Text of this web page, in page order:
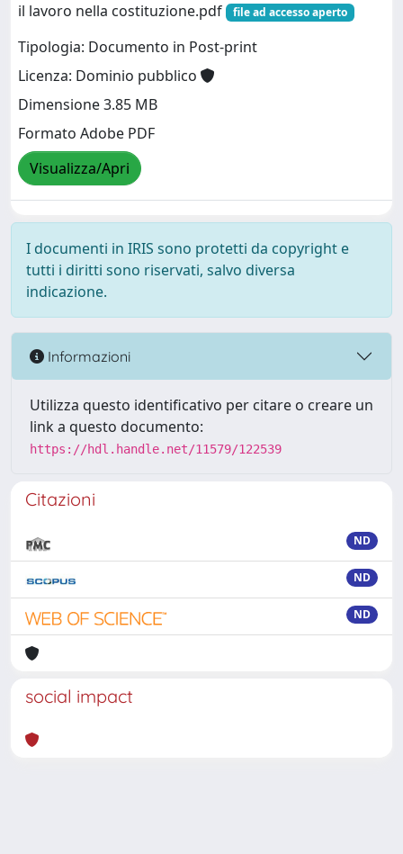
il lavoro nella costituzione.pdf
file ad accesso aperto
Tipologia: Documento in Post-print
Licenza: Dominio pubblico
Dimensione 3.85 MB
Formato Adobe PDF
Visualizza/Apri
I documenti in IRIS sono protetti da copyright e
tutti i diritti sono riservati, salvo diversa
indicazione.
Informazioni
Utilizza questo identificativo per citare o creare un
link a questo documento:
https://hdl.handle.net/11579/122539
Citazioni
ND
ND
ND
social impact